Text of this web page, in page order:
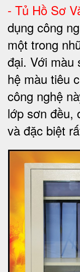
- Tủ Hồ Sơ
dụng công
một trong
đại. Với màu
hệ màu tiêu
công nghệ
lớp sơn đều,
và đặc biệt